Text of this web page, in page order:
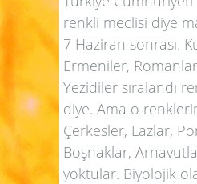
renkli meclisi diye
7 Haziran sonrası.
Ermeniler,
Yezidiler sıralandı
diye. Ama o
Çerkesler, Lazlar,
Boşnaklar,
yoktular. Biyolojik